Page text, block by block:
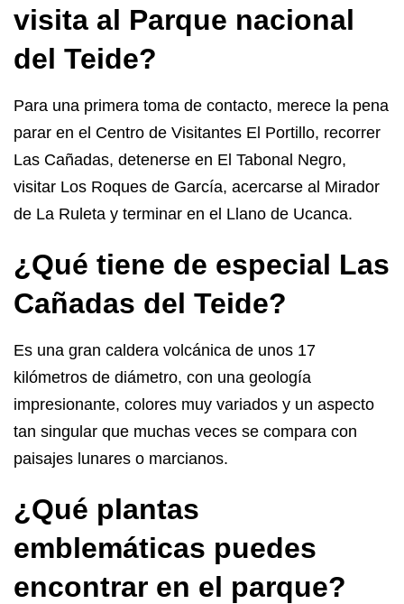
visita al Parque nacional
del Teide?
Para una primera toma de contacto, merece la pena
parar en el Centro de Visitantes El Portillo, recorrer
Las Cañadas, detenerse en El Tabonal Negro,
visitar Los Roques de García, acercarse al Mirador
de La Ruleta y terminar en el Llano de Ucanca.
¿Qué tiene de especial Las
Cañadas del Teide?
Es una gran caldera volcánica de unos 17
kilómetros de diámetro, con una geología
impresionante, colores muy variados y un aspecto
tan singular que muchas veces se compara con
paisajes lunares o marcianos.
¿Qué plantas
emblemáticas puedes
encontrar en el parque?